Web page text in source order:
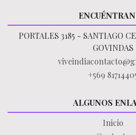
PORTALES 3185 - SANTIAGO
GOVINDAS
+569
ALGUNOS
Inicio